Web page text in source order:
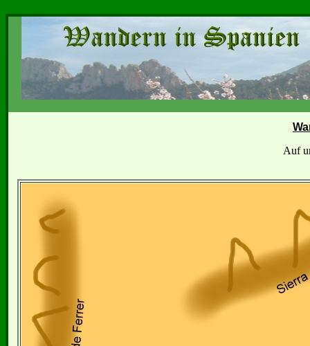
Auf